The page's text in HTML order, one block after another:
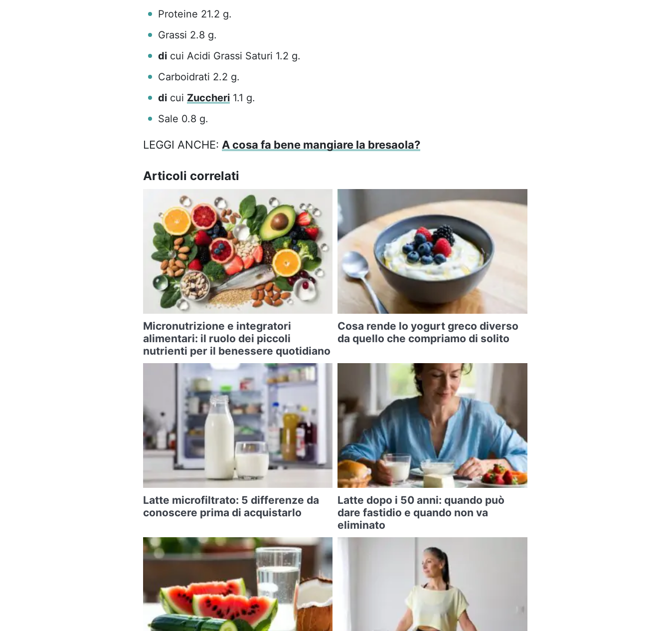
Proteine 21.2 g.
Grassi 2.8 g.
dicui Acidi Grassi Saturi 1.2 g.
Carboidrati 2.2 g.
dicui Zuccheri1.1 g.
Sale 0.8 g.
LEGGI ANCHE: A cosa fa bene mangiare la bresaola?
Articoli correlati
Micronutrizione e integratori
alimentari: il ruolo dei piccoli
nutrienti per il benessere quotidiano
Cosa rende lo yogurt greco diverso
da quello che compriamo di solito
Latte microfiltrato: 5 differenze da
conoscere prima di acquistarlo
Latte dopo i 50 anni: quando può
dare fastidio e quando non va
eliminato